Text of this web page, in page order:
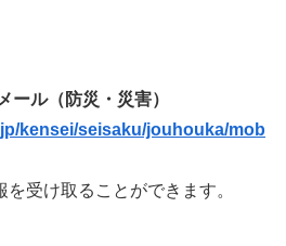
ール（防災・災害）
kensei/seisaku/jouhouka/mob
受け取ることができます。